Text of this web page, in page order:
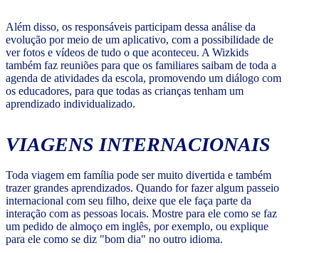
Além disso, os responsáveis participam dessa análise da
evolução por meio de um aplicativo, com a possibilidade de
ver fotos e vídeos de tudo o que aconteceu. A Wizkids
também faz reuniões para que os familiares saibam de toda a
agenda de atividades da escola, promovendo um diálogo com
os educadores, para que todas as crianças tenham um
aprendizado individualizado.
VIAGENS INTERNACIONAIS
Toda viagem em família pode ser muito divertida e também
trazer grandes aprendizados. Quando for fazer algum passeio
internacional com seu filho, deixe que ele faça parte da
interação com as pessoas locais. Mostre para ele como se faz
um pedido de almoço em inglês, por exemplo, ou explique
para ele como se diz "bom dia" no outro idioma.